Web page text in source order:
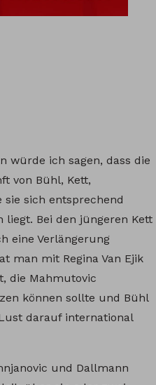
würde ich sagen, dass die
von Bühl, Kett,
sich entsprechend
Bei den jüngeren Kett
eine Verlängerung
man mit Regina Van Ejik
die Mahmutovic
können sollte und Bühl
darauf international
und Dallmann